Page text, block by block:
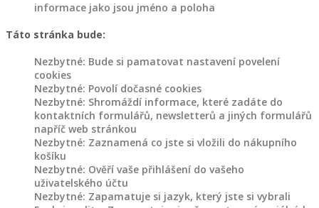
informace jako jsou jméno a poloha
Táto stránka bude:
Nezbytné: Bude si pamatovat nastavení povelení
cookies
Nezbytné: Povolí dočasné cookies
Nezbytné: Shromáždí informace, které zadáte do
kontaktních formulářů, newsletterů a jiných formulářů
napříč web stránkou
Nezbytné: Zaznamená co jste si vložili do nákupního
košíku
Nezbytné: Ověří vaše přihlášení do vašeho
uživatelského účtu
Nezbytné: Zapamatuje si jazyk, který jste si vybrali